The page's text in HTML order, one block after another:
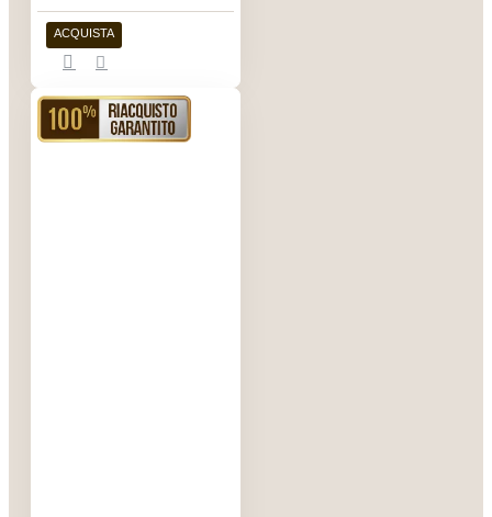
ACQUISTA
RIACQUISTO GARANTITO